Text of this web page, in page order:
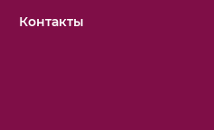
Контакты